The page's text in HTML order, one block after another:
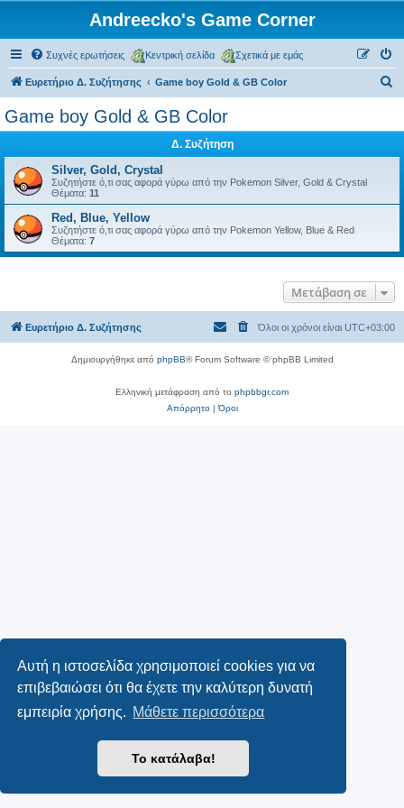
Αυτή η ιστοσελίδα χρησιμοποιεί cookies για να
επιβεβαιώσει ότι θα έχετε την καλύτερη δυνατή
εμπειρία χρήσης. Μάθετε περισσότερα
Το κατάλαβα!
Andreecko's Game Corner
Συχνές ερωτήσεις Κεντρική σελίδα Σχετικά με εμάς
Ευρετήριο Δ. Συζήτησης Game boy Gold & GB Color
η
Game boy Gold & GB Color
Δ. Συζήτηση
Silver, Gold, Crystal
Συζητήστε ό,τι σας αφορά γύρω από την Pokemon Silver, Gold & Crystal
Θέματα: 11
Red, Blue, Yellow
Συζητήστε ό,τι σας αφορά γύρω από την Pokemon Yellow, Blue & Red
Θέματα: 7
Μετάβαση σε
Ευρετήριο Δ. Συζήτησης Όλοι οι χρόνοι είναι UTC+03:00
Δημιουργήθηκε από phpBB® Forum Software © phpBB Limited
Ελληνική μετάφραση από το phpbbgr.com
Απόρρητο|Όροι